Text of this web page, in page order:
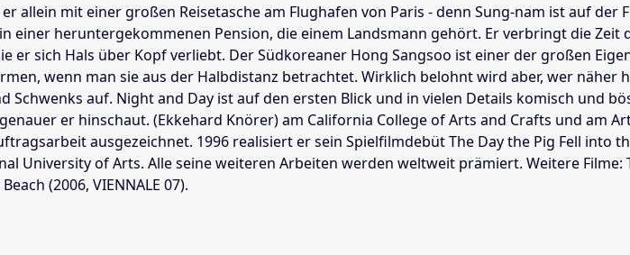
allein mit einer großen Reisetasche am Flughafen von Paris - denn Sung-nam ist auf
heruntergekom­menen Pension, die einem Landsmann gehört. Er verbringt die
er sich Hals über Kopf verliebt. Der Südkoreaner Hong Sangsoo ist einer der großen
wenn man sie aus der Halbdistanz betrachtet. Wirklich belohnt wird aber, wer
auf. Night and Day ist auf den ersten Blick und in vielen Details komisch und
er hinschaut. (Ekkehard Knörer) am California College of Arts and Crafts und am
ausgezeichnet. 1996 realisiert er sein Spielfilmdebüt The Day the Pig Fell
of Arts. Alle seine weiteren Arbeiten werden weltweit prämiert. Weitere Filme:
(2006, VIENNALE 07).